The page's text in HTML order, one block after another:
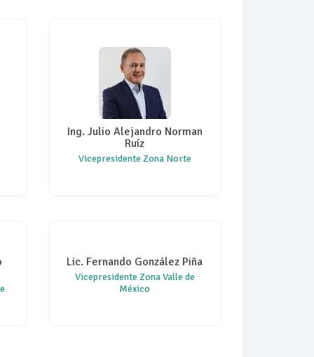
Ing. Julio Alejandro Norman
Ruíz
Vicepresidente Zona Norte
Lic. Fernando González Piña
Vicepresidente Zona Valle de
México